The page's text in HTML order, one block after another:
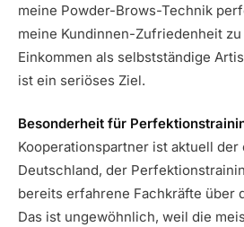
meine Powder-Brows-Technik
meine Kundinnen-Zufriedenheit
Einkommen als selbstständige
ist ein seriöses Ziel.
Besonderheit für
Kooperationspartner ist aktuell
Deutschland, der
bereits erfahrene Fachkräfte über
Das ist ungewöhnlich, weil die